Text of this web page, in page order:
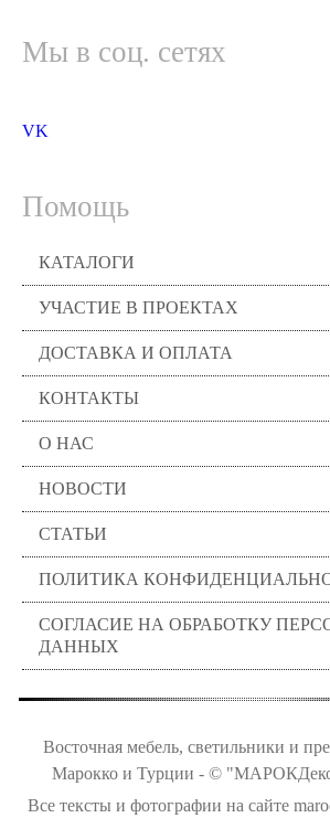
Мы в соц. сетях
VK
Помощь
КАТАЛОГИ
УЧАСТИЕ В ПРОЕКТАХ
ДОСТАВКА И ОПЛАТА
КОНТАКТЫ
О НАС
НОВОСТИ
СТАТЬИ
ПОЛИТИКА
СОГЛАСИЕ НА ОБРАБОТКУ
ДАННЫХ
Восточная мебель, светильники и
Марокко и Турции - ©
Все тексты и фотографии на сайте